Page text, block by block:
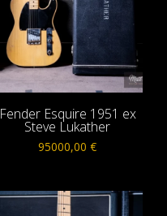
Fender Esquire 1951 ex
Steve Lukather
95000,00€